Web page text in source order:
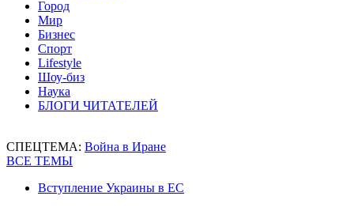
Город
Мир
Бизнес
Спорт
Lifestyle
Шоу-биз
Наука
БЛОГИ ЧИТАТЕЛЕЙ
СПЕЦТЕМА: Война в Иране
ВСЕ ТЕМЫ
Вступление Украины в ЕС